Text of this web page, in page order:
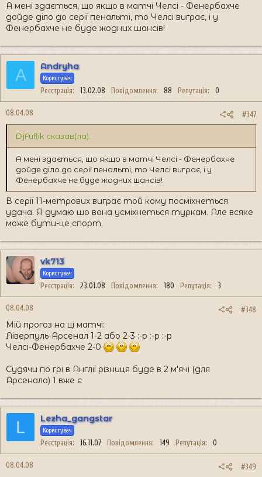
А мені здається, що якщо в матчі Челсі - Фенербахче
дойде діло до серії пенальті, то Челсі виграє, і у
Фенербахче не буде жодних шансів!
A Andryha
Користувач
Реєстрація 13.02.08 Повідомлення 88 Репутація 0
08.04.08 #347
DjFuflik сказав(ла):
А мені здається, що якщо в матчі Челсі - Фенербахче
дойде діло до серії пенальті, то Челсі виграє, і у
Фенербахче не буде жодних шансів!
В серії 11-метрових виграє той кому посміхнеться
удача. Я думаю шо вона усміхнеться туркам. Але всяке
може бути-це спорт.
vk713
Користувач
Реєстрація 23.01.08 Повідомлення 180 Репутація 3
08.04.08 #348
Мій прогоз на ці матчі:
Ліверпуль-Арсенал 1-2 або 2-3 :-p :-p :-p
Челсі-Фенербахче 2-0
Судячи по грі в Англії різниця буде в 2 м'ячі (для
Арсенала) 1 вже є
L Lezha_gangstar
Користувач
Реєстрація 16.11.07 Повідомлення 149 Репутація 0
08.04.08 #349